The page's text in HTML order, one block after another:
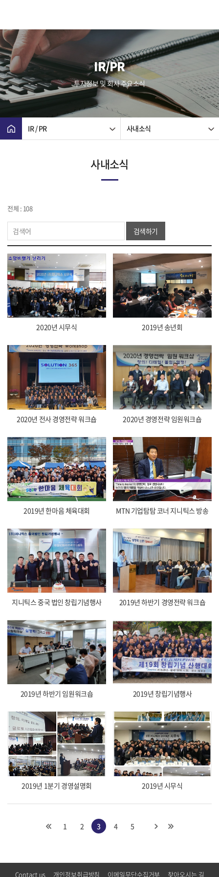
IR/PR
투자정보 및 회사 주요소식
IR / PR 사내소식
사내소식
전체 : 108
검색하기
2020년 시무식 2019년 송년회
2020년 전사 경영전략 워크숍 2020년 경영전략 임원워크숍
2019년 한마음 체육대회 MTN 기업탐탐 코너 지니틱스 방송
지니틱스 중국 법인 창립기념행사 2019년 하반기 경영전략 워크숍
2019년 하반기 임원워크숍 2019년 창립기념행사
2019년 1분기 경영설명회 2019년 시무식
1 2 3 4 5
Contact us 개인정보취급방침 이메일무단수집거부 찾아오시는 길